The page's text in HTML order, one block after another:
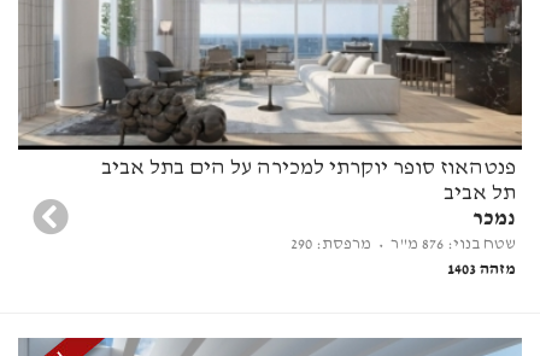
פנטהאוז סופר יוקרתי למכירה על הים בתל אביב
תל אביב
נמכר
שטח בנוי: 876 מ"ר
• מרפסת: 290
מזהה 1403